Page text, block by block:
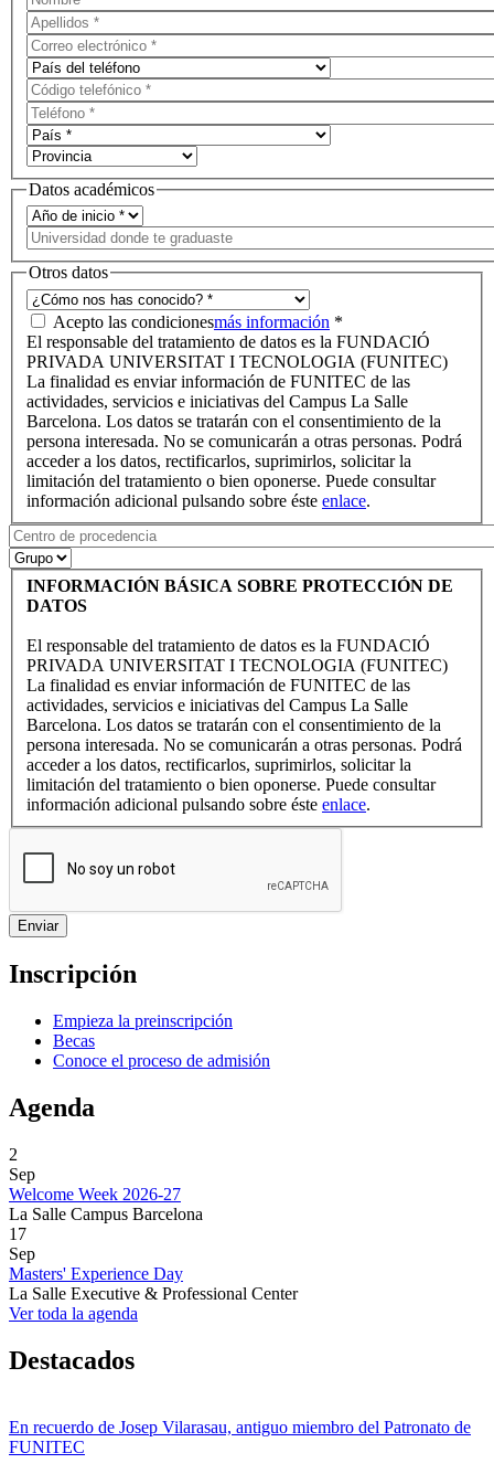
Datos académicos
Otros datos
Acepto las condicionesmás información *
El responsable del tratamiento de datos es la FUNDACIÓ
PRIVADA UNIVERSITAT I TECNOLOGIA (FUNITEC)
La finalidad es enviar información de FUNITEC de las
actividades, servicios e iniciativas del Campus La Salle
Barcelona. Los datos se tratarán con el consentimiento de la
persona interesada. No se comunicarán a otras personas. Podrá
acceder a los datos, rectificarlos, suprimirlos, solicitar la
limitación del tratamiento o bien oponerse. Puede consultar
información adicional pulsando sobre éste enlace.
INFORMACIÓN BÁSICA SOBRE PROTECCIÓN DE
DATOS
El responsable del tratamiento de datos es la FUNDACIÓ
PRIVADA UNIVERSITAT I TECNOLOGIA (FUNITEC)
La finalidad es enviar información de FUNITEC de las
actividades, servicios e iniciativas del Campus La Salle
Barcelona. Los datos se tratarán con el consentimiento de la
persona interesada. No se comunicarán a otras personas. Podrá
acceder a los datos, rectificarlos, suprimirlos, solicitar la
limitación del tratamiento o bien oponerse. Puede consultar
información adicional pulsando sobre éste enlace.
Inscripción
Empieza la preinscripción
Becas
Conoce el proceso de admisión
Agenda
2
Sep
Welcome Week 2026-27
La Salle Campus Barcelona
17
Sep
Masters' Experience Day
La Salle Executive & Professional Center
Ver toda la agenda
Destacados
En recuerdo de Josep Vilarasau, antiguo miembro del Patronato de
FUNITEC